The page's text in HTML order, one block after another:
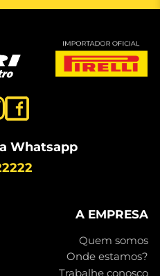
Whatsapp
A EMPRESA
Quem somos
Onde estamos?
Trabalhe conosco